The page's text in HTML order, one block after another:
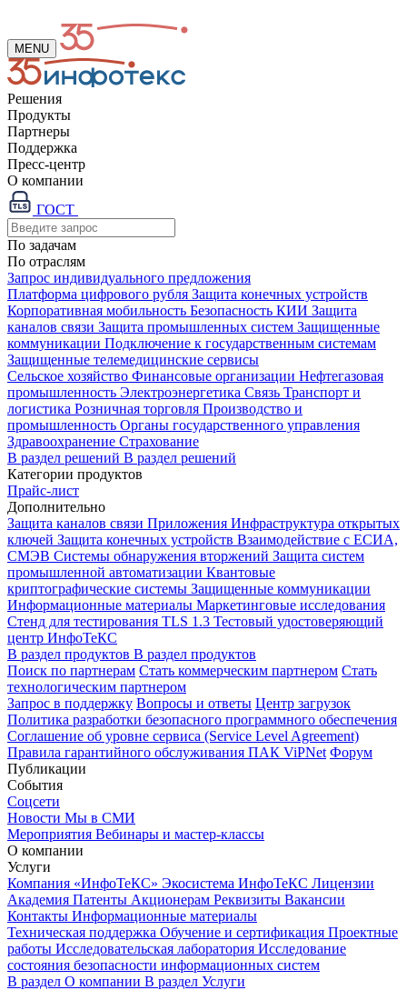
MENU
Решения
Продукты
Партнеры
Поддержка
Пресс-центр
О компании
ГОСТ
По задачам
По отраслям
Запрос индивидуального предложения
Платформа цифрового рубля Защита конечных устройств
Корпоративная мобильность Безопасность КИИ Защита
каналов связи Защита промышленных систем Защищенные
коммуникации Подключение к государственным системам
Защищенные телемедицинские сервисы
Сельское хозяйство Финансовые организации Нефтегазовая
промышленность Электроэнергетика Связь Транспорт и
логистика Розничная торговля Производство и
промышленность Органы государственного управления
Здравоохранение Страхование
В раздел решений В раздел решений
Категории продуктов
Прайс-лист
Дополнительно
Защита каналов связи Приложения Инфраструктура открытых
ключей Защита конечных устройств Взаимодействие с ЕСИА,
СМЭВ Системы обнаружения вторжений Защита систем
промышленной автоматизации Квантовые
криптографические системы Защищенные коммуникации
Информационные материалы Маркетинговые исследования
Стенд для тестирования TLS 1.3 Тестовый удостоверяющий
центр ИнфоТеКС
В раздел продуктов В раздел продуктов
Поиск по партнерам Стать коммерческим партнером Стать
технологическим партнером
Запрос в поддержку Вопросы и ответы Центр загрузок
Политика разработки безопасного программного обеспечения
Соглашение об уровне сервиса (Service Level Agreement)
Правила гарантийного обслуживания ПАК ViPNet Форум
Публикации
События
Соцсети
Новости Мы в СМИ
Мероприятия Вебинары и мастер-классы
О компании
Услуги
Компания «ИнфоТеКС» Экосистема ИнфоТеКС Лицензии
Академия Патенты Акционерам Реквизиты Вакансии
Контакты Информационные материалы
Техническая поддержка Обучение и сертификация Проектные
работы Исследовательская лаборатория Исследование
состояния безопасности информационных систем
В раздел О компании В раздел Услуги